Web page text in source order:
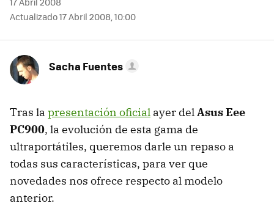
Actualizado 17 Abril 2008, 10:00
Sacha Fuentes
Tras la presentación oficial ayer delAsus Eee
PC900, la evolución de esta gama de
ultraportátiles, queremos darle un repaso a
todas sus características, para ver que
novedades nos ofrece respecto al modelo
anterior.